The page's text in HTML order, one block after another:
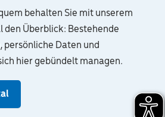
behalten Sie mit unserem
Überblick: Bestehende
persönliche Daten und
hier gebündelt managen.